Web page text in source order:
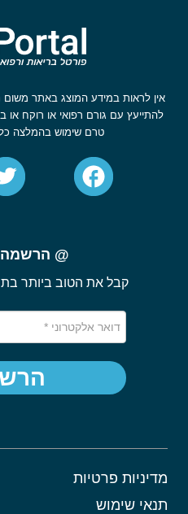
אין לראות במידע המוצג באתר משום
להתייעץ עם גורם רפואי או רוקח
טרם שימוש בהמלצה
מדיניות פרטיות
תנאי שימוש
@
קבל את הטוב ביותר